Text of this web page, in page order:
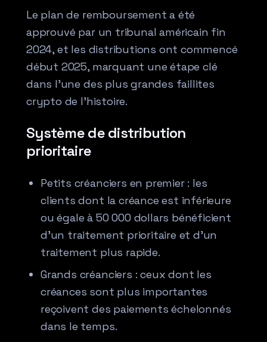
Le plan de remboursement a été
approuvé par un tribunal américain fin
2024, et les distributions ont commencé
début 2025, marquant une étape clé
dans l’une des plus grandes faillites
crypto de l’histoire.
Système de distribution
prioritaire
Petits créanciers en premier : les
clients dont la créance est inférieure
ou égale à 50 000 dollars bénéficient
d’un traitement prioritaire et d’un
traitement plus rapide.
Grands créanciers : ceux dont les
créances sont plus importantes
reçoivent des paiements échelonnés
dans le temps.